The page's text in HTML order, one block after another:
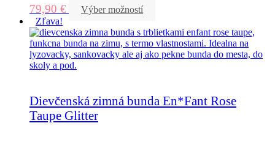
79,90 €
Výber možností
Zľava!
Dievčenská zimná bunda En*Fant Rose
Taupe Glitter